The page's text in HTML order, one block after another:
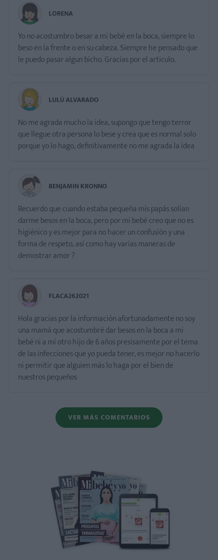
LORENA
Yo no acostumbro besar a mi bebé en la boca, siempre lo
beso en la frente o en su cabeza. Siempre he pensado que
le puedo pasar algun bicho. Gracias por el articulo.
LULÚ ALVARADO
No me agrada mucho la idea, supongo que tengo terror
que llegue otra persona lo bese y crea que es normal solo
porque yo lo hago, definitivamente no me agrada la idea
BENJAMIN KRONNO
Recuerdo que cuando estaba pequeña mis papás solían
darme besos en la boca, pero por mi bebé creo que no es
higiénico y es mejor para no hacer un confusión y una
forma de respeto, así como hay varias maneras de
demostrar amor ?
FLACA262021
Hola gracias por la información afortunadamente no soy
una mamá que acostumbré dar besos en la boca a mi
bebé ni a mí otro hijo de 6 años presisamente por el tema
de las infecciones que yo pueda tener, es mejor no hacerlo
ni permitir que alguien más lo haga por el bien de
nuestros pequeños
VER MÁS COMENTARIOS